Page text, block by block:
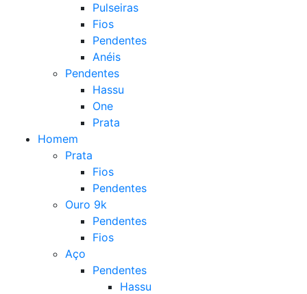
Pulseiras
Fios
Pendentes
Anéis
Pendentes
Hassu
One
Prata
Homem
Prata
Fios
Pendentes
Ouro 9k
Pendentes
Fios
Aço
Pendentes
Hassu